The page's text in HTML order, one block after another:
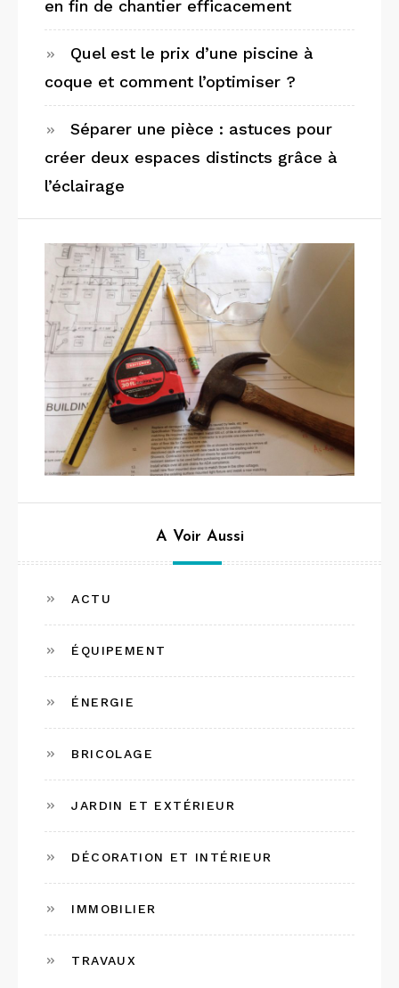
en fin de chantier efficacement
Quel est le prix d’une piscine à
coque et comment l’optimiser ?
Séparer une pièce : astuces pour
créer deux espaces distincts grâce à
l’éclairage
A Voir Aussi
ACTU
ÉQUIPEMENT
ÉNERGIE
BRICOLAGE
JARDIN ET EXTÉRIEUR
DÉCORATION ET INTÉRIEUR
IMMOBILIER
TRAVAUX